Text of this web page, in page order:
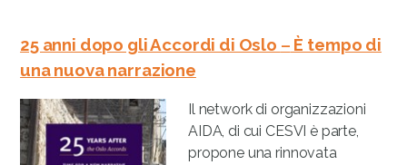
25 anni dopo gli Accordi di Oslo – È tempo di
una nuova narrazione
Il network di organizzazioni
AIDA, di cui CESVI è parte,
propone una rinnovata